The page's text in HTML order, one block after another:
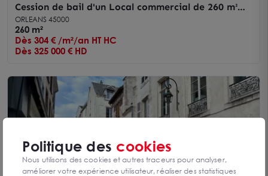
Cession de bail d'un Local commercial de 260 m²
dans l'hyper-centre d'Orléans.
ORLEANS 45000
260 m²
Dès 304 € /m²/an HT HC
Dès 325 000 € HD
Politique des cookies
Nous utilisons des cookies et autres traceurs pour analyser,
améliorer votre expérience utilisateur, réaliser des statistiques